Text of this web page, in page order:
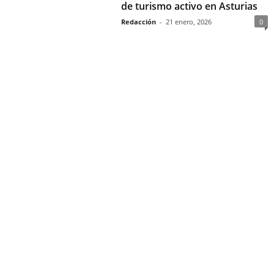
de turismo activo en Asturias
Redacción - 21 enero, 2026 0